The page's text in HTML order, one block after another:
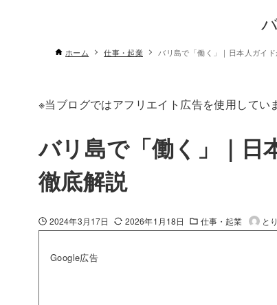
ホーム 仕事・起業 バリ島で「働く」｜日本人ガイ
※当ブログではアフリエイト広告を使用してい
バリ島で「働く」｜日
徹底解説
2024年3月17日 2026年1月18日 仕事・起業 と
Google広告